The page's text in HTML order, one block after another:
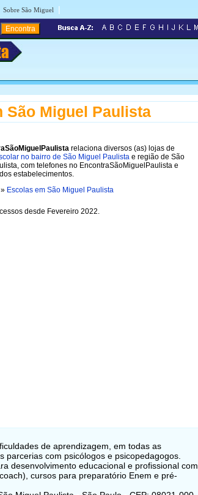
Sobre São Miguel |
São Miguel Paulista
relaciona diversos (as) lojas de
no bairro de São Miguel Paulista e região de São
com telefones no EncontraSãoMiguelPaulista e
estabelecimentos.
Escolas em São Miguel Paulista
desde Fevereiro 2022.
de aprendizagem, em todas as
parcerias com psicólogos e psicopedagogos.
desenvolvimento educacional e profissional com
cursos para preparatório Enem e pré-